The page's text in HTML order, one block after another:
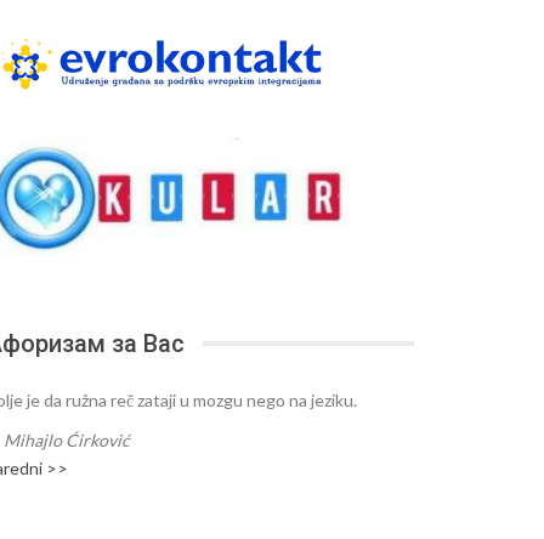
за Вас
je da ružna reč zataji u mozgu nego na jeziku.
Mihajlo Ćirković
>>